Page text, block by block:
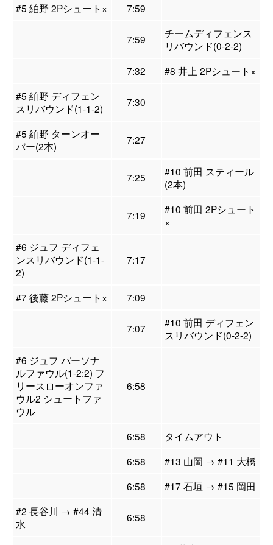
#5 絈野 2Pシュート× 7:59
7:59
チームディフェンス
リバウンド(0-2-2)
7:32
#8 井上 2Pシュート×
#5 絈野 ディフェン
スリバウンド(1-1-2)
7:30
#5 絈野 ターンオー
バー(2本)
7:27
7:25
#10 前田 スティール
(2本)
7:19
#10 前田 2Pシュート
×
#6 ジュフ ディフェ
ンスリバウンド(1-1-
2)
7:17
#7 後藤 2Pシュート× 7:09
7:07
#10 前田 ディフェン
スリバウンド(0-2-2)
#6 ジュフ パーソナ
ルファウル(1-2:2) フ
リースローオンファ
ウル2 シュートファ
ウル
6:58
6:58
タイムアウト
6:58
#13 山岡 → #11 大橋
6:58
#17 石垣 → #15 岡田
#2 長谷川 → #44 清
水
6:58